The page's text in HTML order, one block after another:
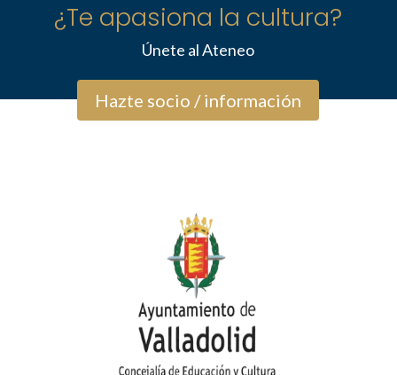
¿Te apasiona la cultura?
Únete al Ateneo
Hazte socio / información